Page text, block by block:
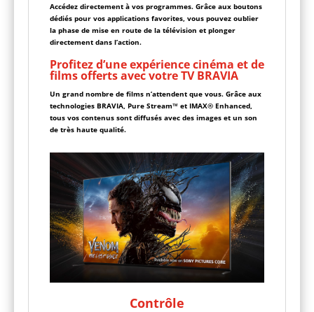
Accédez directement à vos programmes. Grâce aux boutons
dédiés pour vos applications favorites, vous pouvez oublier
la phase de mise en route de la télévision et plonger
directement dans l’action.
Profitez d’une expérience cinéma et de
films offerts avec votre TV BRAVIA
Un grand nombre de films n’attendent que vous. Grâce aux
technologies BRAVIA, Pure Stream™ et IMAX® Enhanced,
tous vos contenus sont diffusés avec des images et un son
de très haute qualité.
Contrôle